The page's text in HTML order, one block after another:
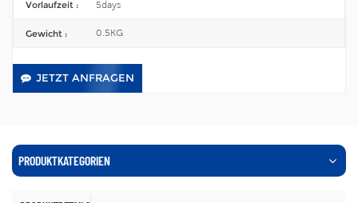
Vorlaufzeit : 5days
Gewicht : 0.5KG
JETZT ANFRAGEN
PRODUKTKATEGORIEN